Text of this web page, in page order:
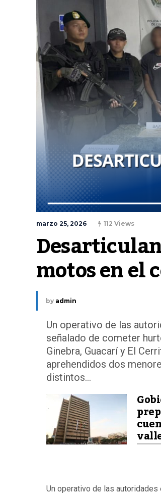
marzo 25, 2026 112 Views
motos en el
by admin
Un operativo de las
señalado de cometer
Ginebra, Guacarí y El
aprehendidos dos
distintos...
Un operativo de las